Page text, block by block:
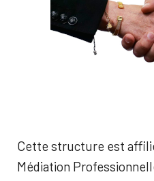
Cette structure est
Médiation